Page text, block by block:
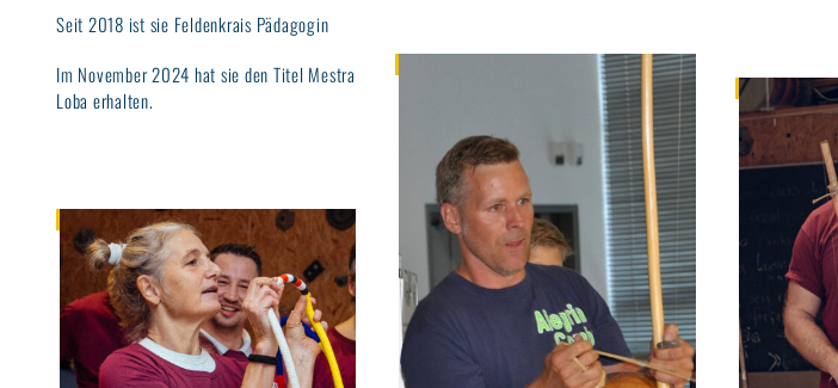
Seit 2018 ist sie Feldenkrais Pädagogin
Im November 2024 hat sie den Titel Mestra
Loba erhalten.